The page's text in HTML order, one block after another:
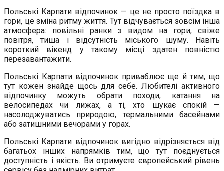
Польські Карпати відпочинок — це не просто поїздка в
гори, це зміна ритму життя. Тут відчувається зовсім інша
атмосфера: повільні ранки з видом на гори, свіже
повітря, тиша і відсутність міського шуму. Навіть
короткий вікенд у такому місці здатен повністю
перезавантажити.
Польські Карпати відпочинок приваблює ще й тим, що
тут кожен знайде щось для себе. Любителі активного
відпочинку можуть обрати походи, катання на
велосипедах чи лижах, а ті, хто шукає спокій —
насолоджуватись природою, термальними басейнами
або затишними вечорами у горах.
Польські Карпати відпочинок вигідно відрізняється від
багатьох інших напрямків тим, що тут поєднується
доступність і якість. Ви отримуєте європейський рівень